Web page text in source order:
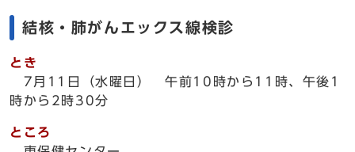
結核・肺がんエックス線検診
とき
7月11日（水曜日） 午前10時から11時、午後1
時から2時30分
ところ